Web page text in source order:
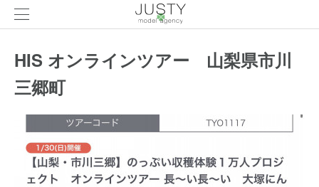
HIS オンラインツアー 山梨県市川
三郷町